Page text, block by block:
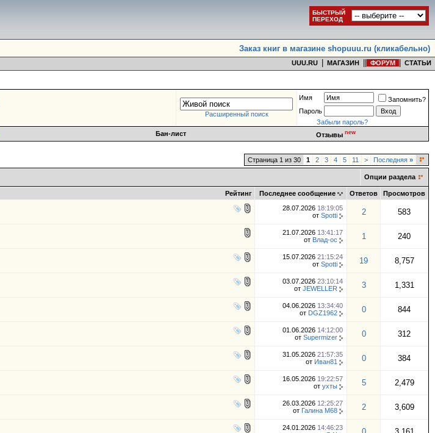
БЫСТРЫЙ
ПЕРЕХОД
Заказ книг в магазине shopuuu.ru (кликабельно)
UUU.RU МАГАЗИН ФОРУМ СТАТЬИ
Расширенный поиск
Имя
Запомнить?
Пароль
Забыли пароль?
Бан-лист Отзывы new
Страница 1 из 30 1 2 3 4 5 11 > Последняя »
Опции раздела
Рейтинг Последнее сообщение Ответов Просмотров
28.07.2026 18:19:05
от Spotti 2 583
21.07.2026 13:41:17
от Влад-oc 1 240
15.07.2026 21:15:24
от Spotti 19 8,757
03.07.2026 23:10:14
от JEWELLER 3 1,331
04.06.2026 13:34:40
от DGZ1962 0 844
01.06.2026 14:12:00
от Supermizer 0 312
31.05.2026 21:57:35
от Иван81 0 384
16.05.2026 19:22:57
от ухты 5 2,479
26.03.2026 12:25:27
от Галина М68 2 3,609
24.01.2026 14:46:23